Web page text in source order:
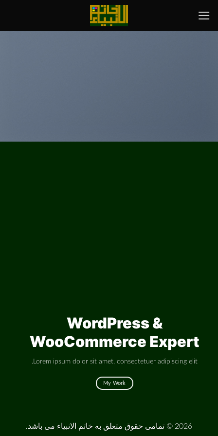
محتوا
WordPress &
WooCommerce Expert
Lorem ipsum dolor sit amet, consectetuer adipiscing elit.
My Work
2026 © تمامی حقوق متعلق به خاتم الانبیاء می باشد.